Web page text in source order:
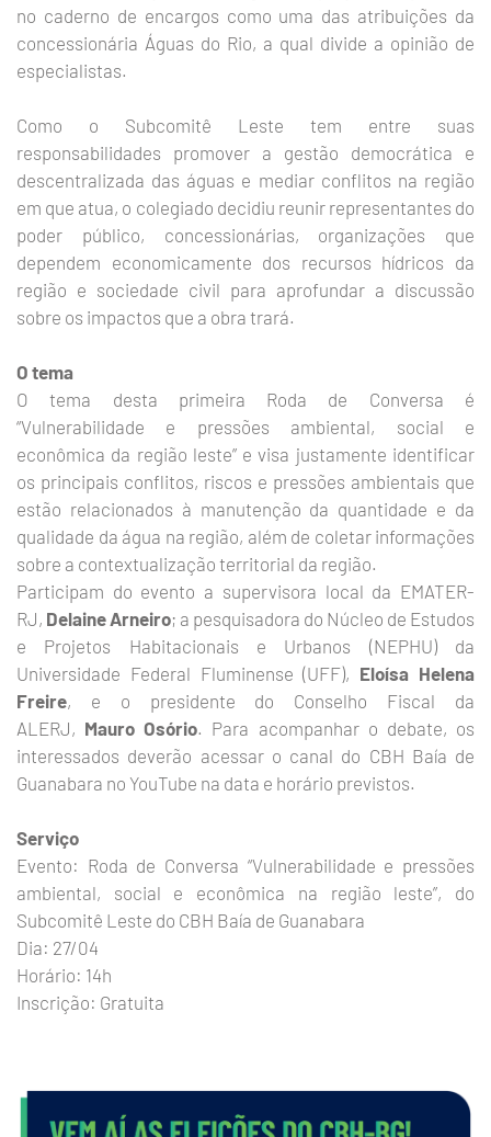
no caderno de encargos como uma das atribuições da
concessionária Águas do Rio, a qual divide a opinião de
especialistas.
Como o Subcomitê Leste tem entre suas
responsabilidades promover a gestão democrática e
descentralizada das águas e mediar conflitos na região
em que atua, o colegiado decidiu reunir representantes do
poder público, concessionárias, organizações que
dependem economicamente dos recursos hídricos da
região e sociedade civil para aprofundar a discussão
sobre os impactos que a obra trará.
O tema
O tema desta primeira Roda de Conversa é
“Vulnerabilidade e pressões ambiental, social e
econômica da região leste” e visa justamente identificar
os principais conflitos, riscos e pressões ambientais que
estão relacionados à manutenção da quantidade e da
qualidade da água na região, além de coletar informações
sobre a contextualização territorial da região.
Participam do evento a supervisora local da EMATER-
RJ, Delaine Arneiro; a pesquisadora do Núcleo de Estudos
e Projetos Habitacionais e Urbanos (NEPHU) da
Universidade Federal Fluminense (UFF), Eloísa Helena
Freire, e o presidente do Conselho Fiscal da
ALERJ, Mauro Osório. Para acompanhar o debate, os
interessados deverão acessar o canal do CBH Baía de
Guanabara no YouTube na data e horário previstos.
Serviço
Evento: Roda de Conversa “Vulnerabilidade e pressões
ambiental, social e econômica na região leste”, do
Subcomitê Leste do CBH Baía de Guanabara
Dia: 27/04
Horário: 14h
Inscrição: Gratuita